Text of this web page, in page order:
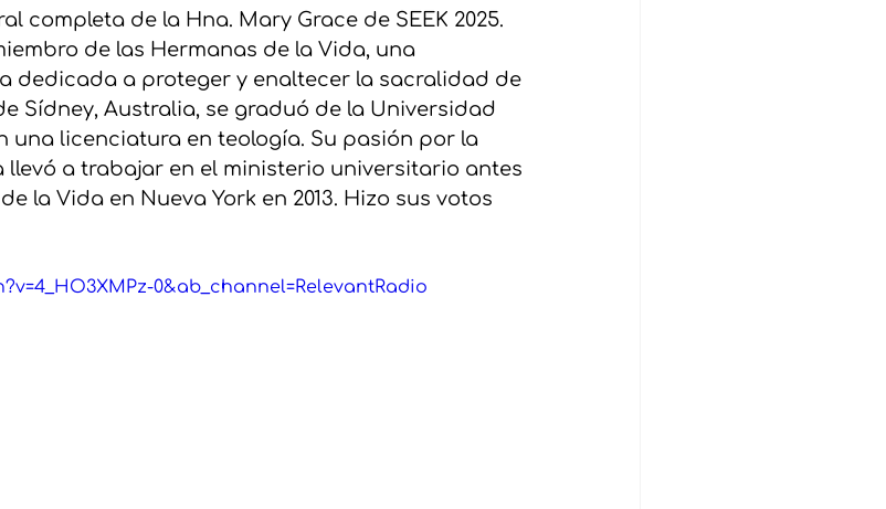
completa de la Hna. Mary Grace de SEEK 2025.
de las Hermanas de la Vida, una
dedicada a proteger y enaltecer la sacralidad de
Sídney, Australia, se graduó de la Universidad
una licenciatura en teología. Su pasión por la
llevó a trabajar en el ministerio universitario antes
la Vida en Nueva York en 2013. Hizo sus votos
0&ab_channel=RelevantRadio